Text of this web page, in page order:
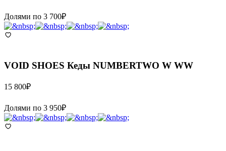
Долями по 3 700₽
VOID SHOES Кеды NUMBERTWO W WW
15 800₽
Долями по 3 950₽